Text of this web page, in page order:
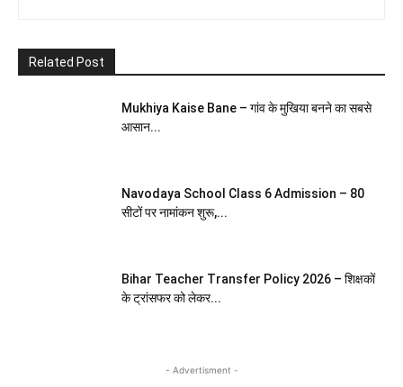
Related Post
Mukhiya Kaise Bane – गांव के मुखिया बनने का सबसे
आसान...
Navodaya School Class 6 Admission – 80
सीटों पर नामांकन शुरू,...
Bihar Teacher Transfer Policy 2026 – शिक्षकों
के ट्रांसफर को लेकर...
- Advertisment -